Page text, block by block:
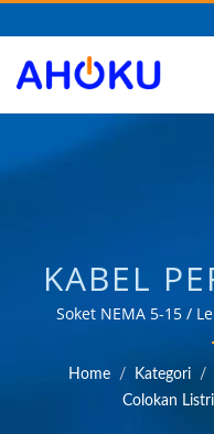
KABEL
STRIP
Soket NEMA 5-15 /
OEM & ODM yang
produk yang
daya di berbagai
Home / Kategori /
Colokan